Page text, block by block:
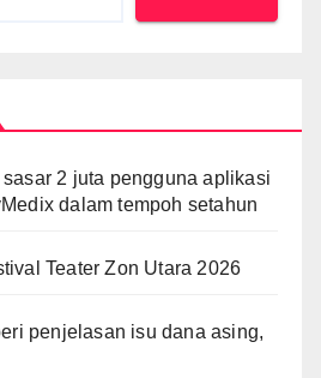
2 juta pengguna aplikasi
dalam tempoh setahun
Teater Zon Utara 2026
penjelasan isu dana asing,